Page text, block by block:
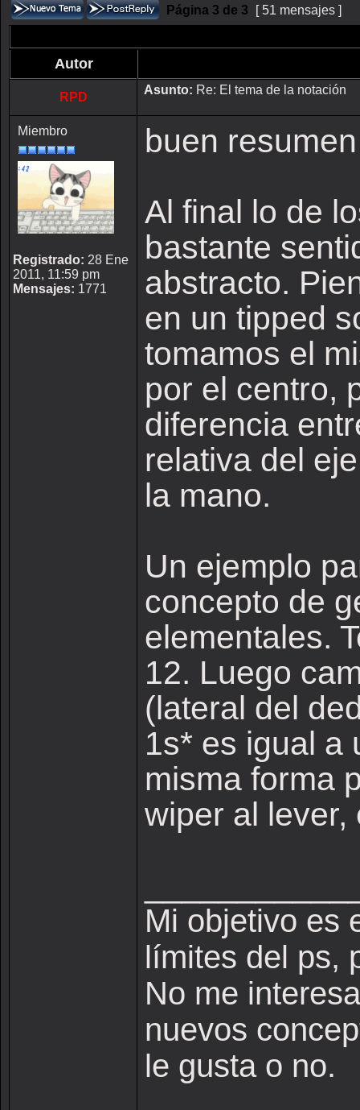
Página 3 de 3 [ 51 mensajes ]
Autor
RPD
Asunto: Re: El tema de la notación
Miembro
Registrado: 28 Ene
2011, 11:59 pm
Mensajes: 1771
buen
Al final lo de
bastante
abstracto.
en un tipped
tomamos el
por el centro,
diferencia
relativa del
la mano.
Un ejemplo
concepto de
elementales.
12. Luego
(lateral del
1s* es igual a
misma forma
wiper al lever,
Mi objetivo es
límites del ps,
No me
nuevos
le gusta o no.